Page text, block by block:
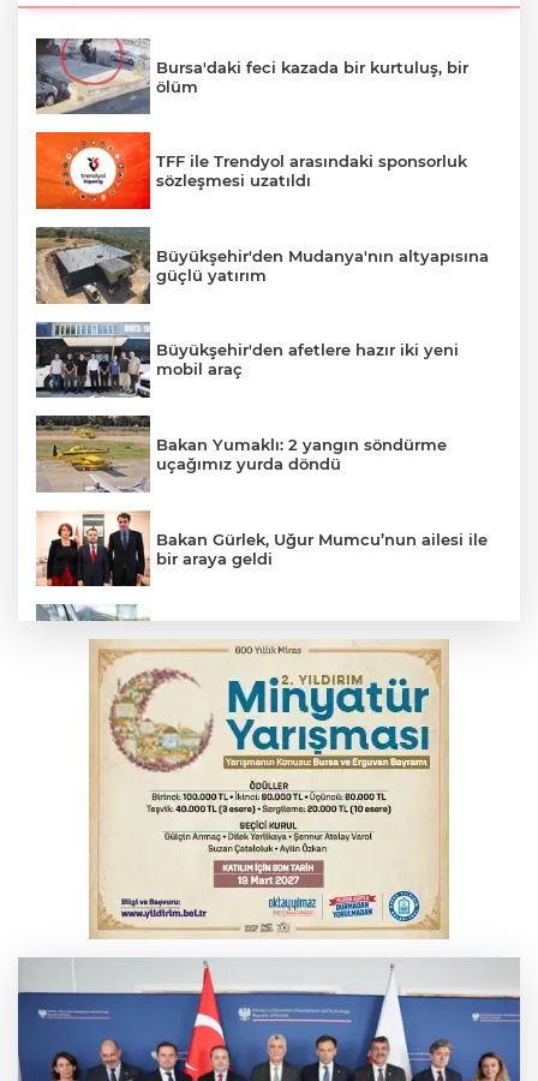
Bursa'daki feci kazada bir kurtuluş, bir
ölüm
TFF ile Trendyol arasındaki sponsorluk
sözleşmesi uzatıldı
Büyükşehir'den Mudanya'nın altyapısına
güçlü yatırım
Büyükşehir'den afetlere hazır iki yeni
mobil araç
Bakan Yumaklı: 2 yangın söndürme
uçağımız yurda döndü
Bakan Gürlek, Uğur Mumcu’nun ailesi ile
bir araya geldi
yansıyacak mı?
YENİ Parti Genel Başkanı Özel'den
Çerçeve Yasa yorumu
Serbest piyasada döviz fiyatları
Serbest piyasada altın fiyatları...